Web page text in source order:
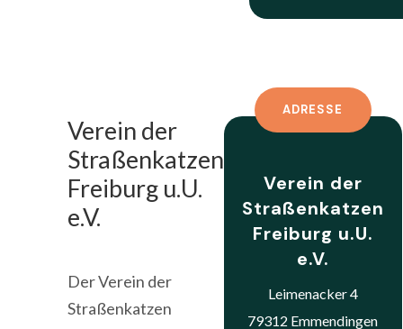
Verein der
Straßenkatzen
Freiburg u.U.
e.V.
Der Verein der
Straßenkatzen
ADRESSE
Verein der
Straßenkatzen
Freiburg u.U.
e.V.
Leimenacker 4
79312 Emmendingen